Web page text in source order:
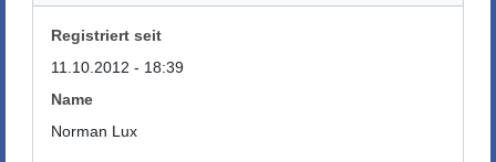
Registriert seit
11.10.2012 - 18:39
Name
Norman Lux